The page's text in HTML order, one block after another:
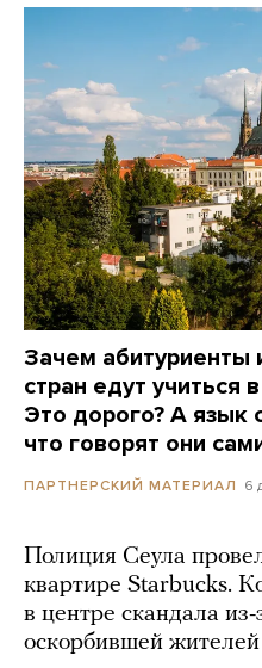
Зачем абитуриенты
стран едут учиться
Это дорого? А язык
что говорят они
ПАРТНЕРСКИЙ МАТЕРИАЛ 6
Полиция Сеула
квартире Starbucks.
в центре скандала
оскорбившей